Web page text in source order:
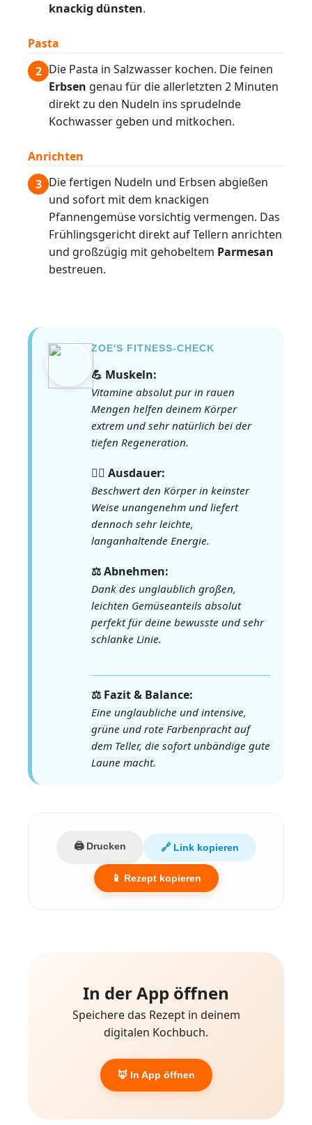
knackig dünsten.
Pasta
2 Die Pasta in Salzwasser kochen. Die feinen
Erbsen genau für die allerletzten 2 Minuten
direkt zu den Nudeln ins sprudelnde
Kochwasser geben und mitkochen.
Anrichten
3 Die fertigen Nudeln und Erbsen abgießen
und sofort mit dem knackigen
Pfannengemüse vorsichtig vermengen. Das
Frühlingsgericht direkt auf Tellern anrichten
und großzügig mit gehobeltem Parmesan
bestreuen.
ZOE'S FITNESS-CHECK
💪 Muskeln:
Vitamine absolut pur in rauen
Mengen helfen deinem Körper
extrem und sehr natürlich bei der
tiefen Regeneration.
🏃‍♀️ Ausdauer:
Beschwert den Körper in keinster
Weise unangenehm und liefert
dennoch sehr leichte,
langanhaltende Energie.
⚖️ Abnehmen:
Dank des unglaublich großen,
leichten Gemüseanteils absolut
perfekt für deine bewusste und sehr
schlanke Linie.
⚖️ Fazit & Balance:
Eine unglaubliche und intensive,
grüne und rote Farbenpracht auf
dem Teller, die sofort unbändige gute
Laune macht.
🖨️ Drucken 🔗 Link kopieren
📱 Rezept kopieren
In der App öffnen
Speichere das Rezept in deinem
digitalen Kochbuch.
🦊 In App öffnen